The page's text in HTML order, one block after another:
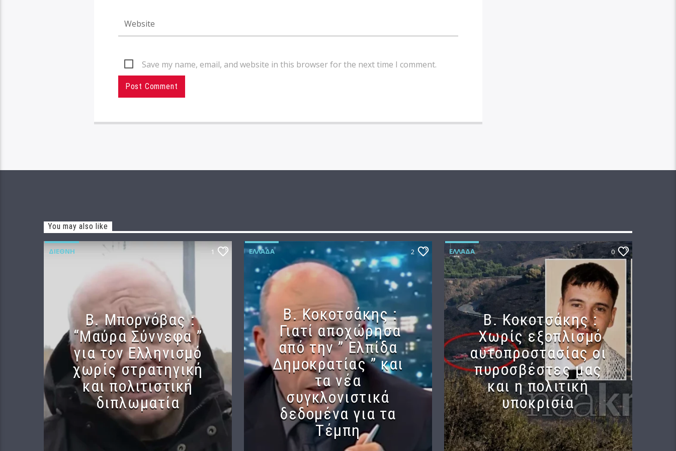
Save my name, email, and website in this browser for the next time I comment.
You may also like
ΔΙΕΘΝΉ 1
B. Μπορνόβας :
“Μαύρα Σύννεφα ”
για τον Ελληνισμό
χωρίς στρατηγική
και πολιτιστική
διπλωματία
ΕΛΛΆΔΑ 2
Β. Κοκοτσάκης :
Γιατί αποχώρησα
από την ” Ελπίδα
Δημοκρατίας ” και
τα νέα
συγκλονιστικά
δεδομένα για τα
Τέμπη
ΕΛΛΆΔΑ 0
Β. Κοκοτσάκης :
Χωρίς εξοπλισμό
αυτοπροστασίας οι
πυροσβέστες μας
και η πολιτική
υποκρισία